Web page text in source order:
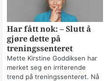
Har fått nok: – Slutt å
gjøre dette på
treningssenteret
Mette Kirstine Goddiksen har
merket seg en irriterende
trend på treningssenteret. Nå